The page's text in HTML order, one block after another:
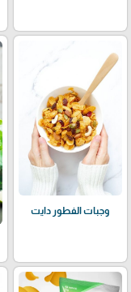
وجبات الفطور دايت